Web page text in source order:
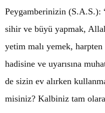
Peygamberinizin (S.A.S.):
sihir ve büyü yapmak,
yetim malı yemek,
hadisine ve uyarısına
de sizin ev alırken
misiniz? Kalbiniz tam